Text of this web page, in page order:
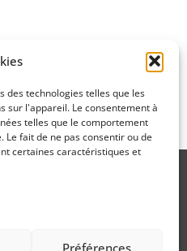
des technologies telles que les
sur l'appareil. Le consentement à
telles que le comportement
fait de ne pas consentir ou de
certaines caractéristiques et
Préférences
méthode d'investissement